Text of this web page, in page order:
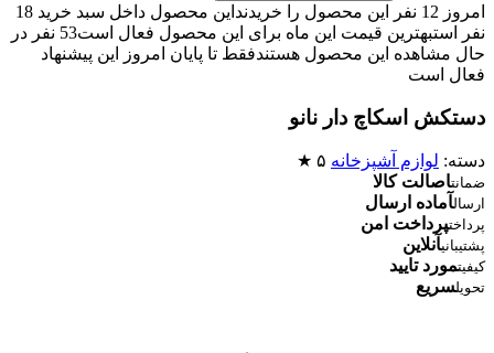
امروز 12 نفر این محصول را خریدند
این محصول داخل سبد خرید 18
نفر استبهترین قیمت این ماه برای این محصول فعال است
53 نفر در
حال مشاهده این محصول هستندفقط تا پایان امروز این پیشنهاد
فعال است
دستکش اسکاچ دار نانو
دسته: لوازم آشپزخانه ۵ ★
ضمانتاصالت کالا
ارسالآماده ارسال
پرداختپرداخت امن
پشتیبانیآنلاین
کیفیتمورد تایید
تحویلسریع